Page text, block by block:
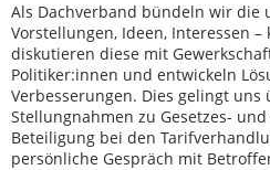
Als Dachverband bündeln wir die
Vorstellungen, Ideen, Interessen
diskutieren diese mit
Politiker:innen und entwickeln
Verbesserungen. Dies gelingt
Stellungnahmen zu Gesetzes-
Beteiligung bei den
persönliche Gespräch mit